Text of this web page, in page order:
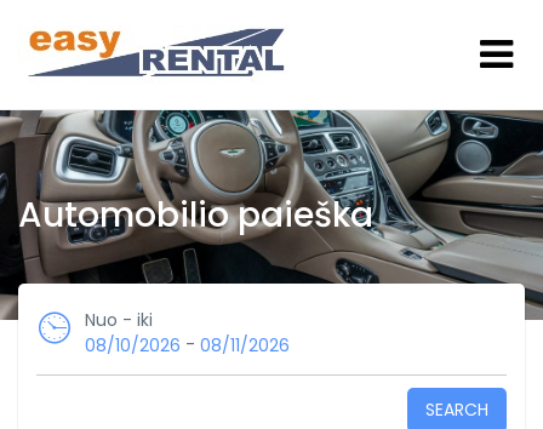
Automobilio paieška
Nuo - iki
08/10/2026 - 08/11/2026
SEARCH